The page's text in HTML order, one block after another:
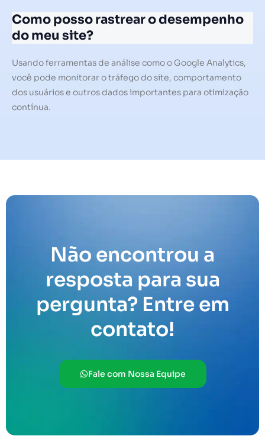
Como posso rastrear o desempenho
do meu site?
Usando ferramentas de análise como o Google Analytics,
você pode monitorar o tráfego do site, comportamento
dos usuários e outros dados importantes para otimização
contínua.
Não encontrou a
resposta para sua
pergunta? Entre em
contato!
Fale com Nossa Equipe